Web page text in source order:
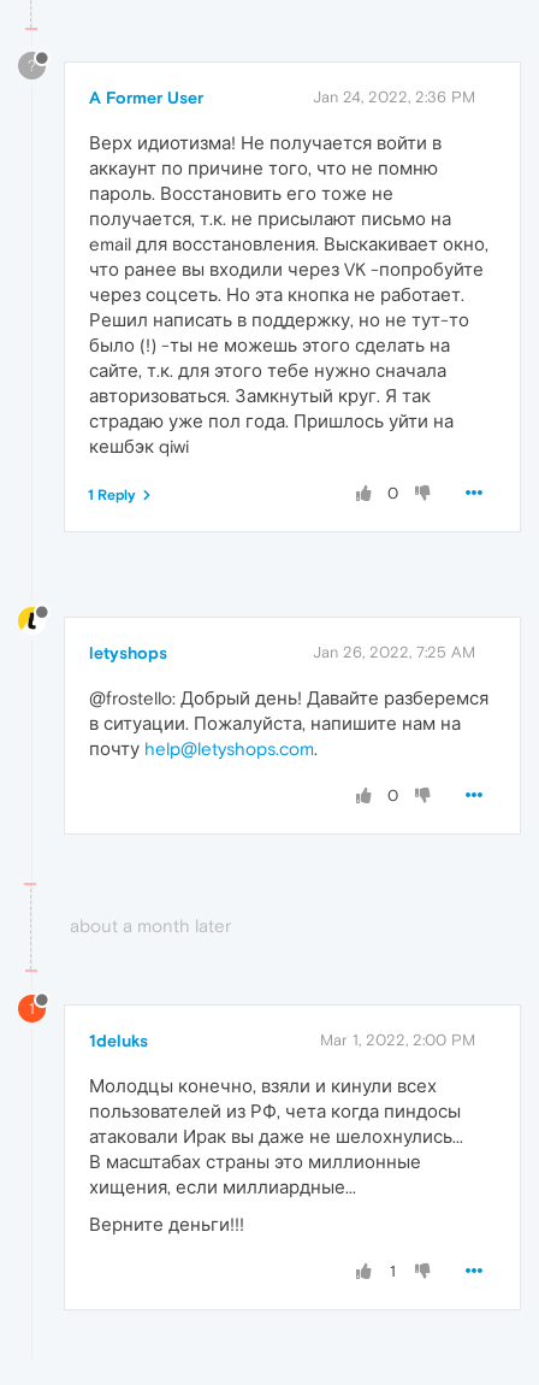
?
A Former User Jan 24, 2022, 2:36 PM
Верх идиотизма! Не получается войти в
аккаунт по причине того, что не помню
пароль. Восстановить его тоже не
получается, т.к. не присылают письмо на
email для восстановления. Выскакивает окно,
что ранее вы входили через VK -попробуйте
через соцсеть. Но эта кнопка не работает.
Решил написать в поддержку, но не тут-то
было (!) -ты не можешь этого сделать на
сайте, т.к. для этого тебе нужно сначала
авторизоваться. Замкнутый круг. Я так
страдаю уже пол года. Пришлось уйти на
кешбэк qiwi
0
1 Reply
letyshops Jan 26, 2022, 7:25 AM
@frostello: Добрый день! Давайте разберемся
в ситуации. Пожалуйста, напишите нам на
почту help@letyshops.com.
0
about a month later
1
1deluks Mar 1, 2022, 2:00 PM
Молодцы конечно, взяли и кинули всех
пользователей из РФ, чета когда пиндосы
атаковали Ирак вы даже не шелохнулись...
В масштабах страны это миллионные
хищения, если миллиардные...
Верните деньги!!!
1